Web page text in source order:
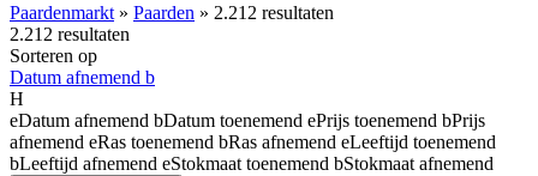
Paardenmarkt » Paarden » 2.212 resultaten
2.212 resultaten
Sorteren op
Datum afnemend b
H
eDatum afnemend bDatum toenemend ePrijs toenemend bPrijs
afnemend eRas toenemend bRas afnemend eLeeftijd toenemend
bLeeftijd afnemend eStokmaat toenemend bStokmaat afnemend